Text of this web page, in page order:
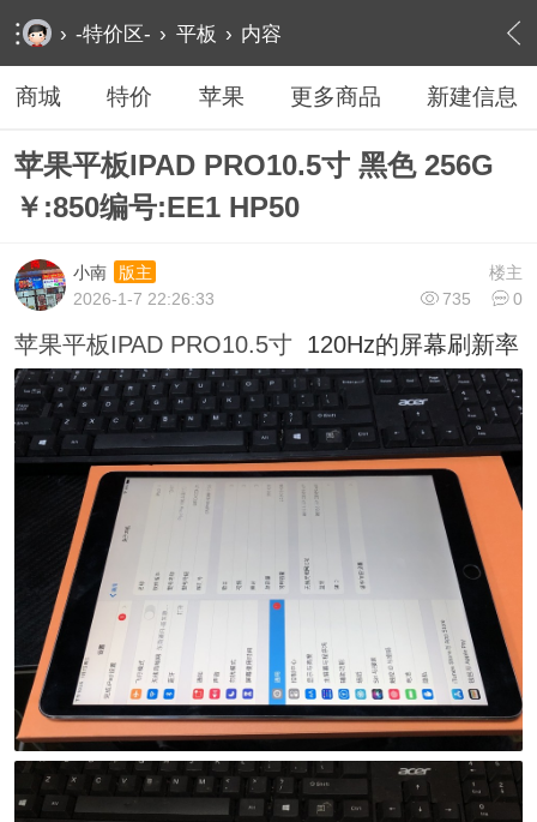
› -特价区- › 平板 › 内容
商城 特价 苹果 更多商品 新建信息
苹果平板IPAD PRO10.5寸 黑色 256G
￥:850编号:EE1 HP50
楼主
小南
版主
735
0
2026-1-7 22:26:33
苹果平板IPAD PRO10.5寸 120Hz的屏幕刷新率